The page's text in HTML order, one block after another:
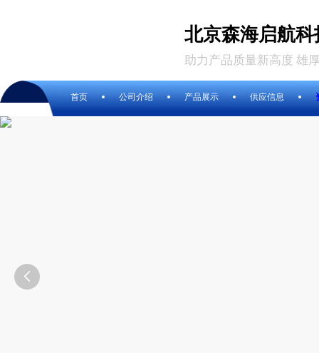
北京森海启航
助力产品质量新高度 雄
首页 公司介绍 产品展示 供应信息
